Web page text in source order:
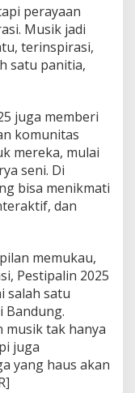
perayaan
Musik jadi
terinspirasi,
satu panitia,
juga memberi
komunitas
mereka, mulai
seni. Di
bisa menikmati
dan
memukau,
Pestipalin 2025
salah satu
Bandung.
musik tak hanya
juga
yang haus akan